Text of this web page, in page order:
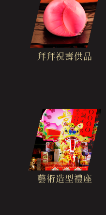
拜拜祝壽供品
藝術造型禮座